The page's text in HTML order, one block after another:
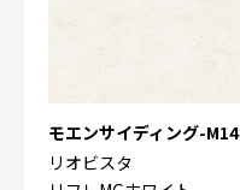
モエンサイディング-M14
リオビスタ